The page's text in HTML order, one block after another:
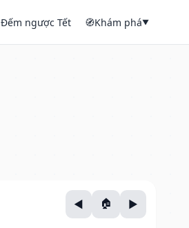
Đếm ngược Tết 🧭Khám phá▼